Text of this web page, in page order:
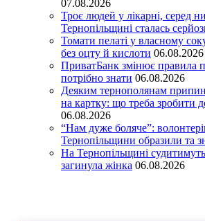
07.08.2026
Троє людей у лікарні, серед
Тернопільщині сталась
Томати пелаті у власному
без оцту й кислоти 06.08.2026
ПриватБанк змінює правила
потрібно знати 06.08.2026
Деяким тернополянам
на картку: що треба зробити
06.08.2026
“Нам дуже боляче”:
Тернопільщини образили та
На Тернопільщині судитимуть
загинула жінка 06.08.2026